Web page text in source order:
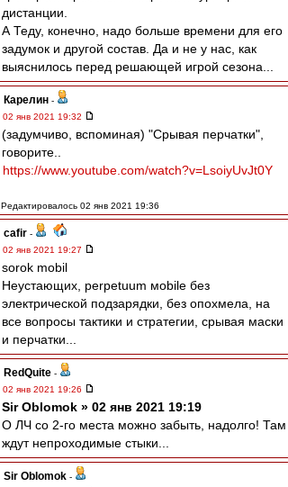
дистанции.
А Теду, конечно, надо больше времени для его
задумок и другой состав. Да и не у нас, как
выяснилось перед решающей игрой сезона...
Карелин -
02 янв 2021 19:32
(задумчиво, вспоминая) "Срывая перчатки",
говорите..
https://www.youtube.com/watch?v=LsoiyUvJt0Y
Редактировалось 02 янв 2021 19:36
cafir -
02 янв 2021 19:27
sorok mobil
Неустающих, рerpetuum мobile без
электрической подзарядки, без опохмела, на
все вопросы тактики и стратегии, срывая маски
и перчатки...
RedQuite -
02 янв 2021 19:26
Sir Oblomok » 02 янв 2021 19:19
О ЛЧ со 2-го места можно забыть, надолго! Там
ждут непроходимые стыки...
Sir Oblomok -